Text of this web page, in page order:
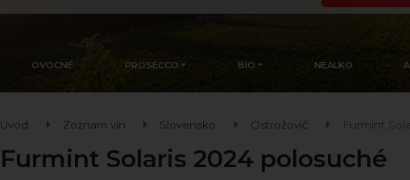
OVOCNÉ PROSECCO BIO NEALKO
Úvod Zoznam vín Slovensko Ostrožovič Furmint
Furmint Solaris 2024 polosuché